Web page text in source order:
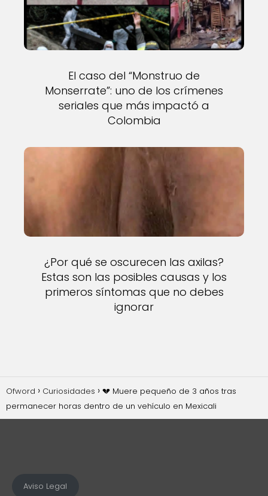
El caso del “Monstruo de
Monserrate”: uno de los crímenes
seriales que más impactó a
Colombia
¿Por qué se oscurecen las axilas?
Estas son las posibles causas y los
primeros síntomas que no debes
ignorar
Ofword Curiosidades
💔 Muere pequeño de 3 años tras
permanecer horas dentro de un vehículo en Mexicali
Aviso Legal